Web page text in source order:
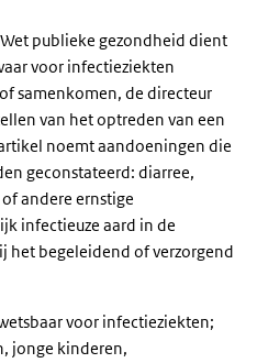
publieke gezondheid dient
voor infectieziekten
samenkomen, de directeur
van het optreden van een
noemt aandoeningen die
geconstateerd: diarree,
andere ernstige
infectieuze aard in de
begeleidend of verzorgend
voor infectieziekten;
jonge kinderen,